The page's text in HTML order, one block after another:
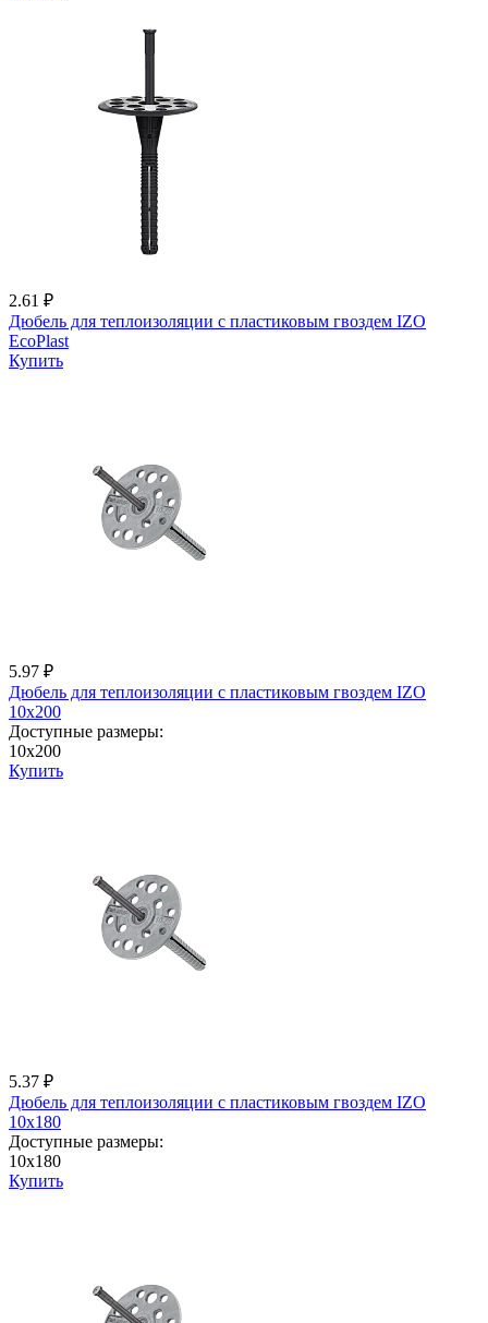
2.61 ₽
Дюбель для теплоизоляции с пластиковым гвоздем IZО
EcoPlast
Купить
5.97 ₽
Дюбель для теплоизоляции с пластиковым гвоздем IZО
10x200
Доступные размеры:
10x200
Купить
5.37 ₽
Дюбель для теплоизоляции с пластиковым гвоздем IZО
10x180
Доступные размеры:
10x180
Купить